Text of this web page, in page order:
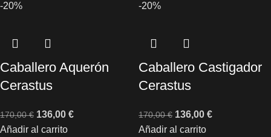
-20%
Caballero Aquerón
Cerastus
170,00€ 136,00 €
Añadir al carrito
-20%
Caballero Castigador
Cerastus
170,00€ 136,00 €
Añadir al carrito